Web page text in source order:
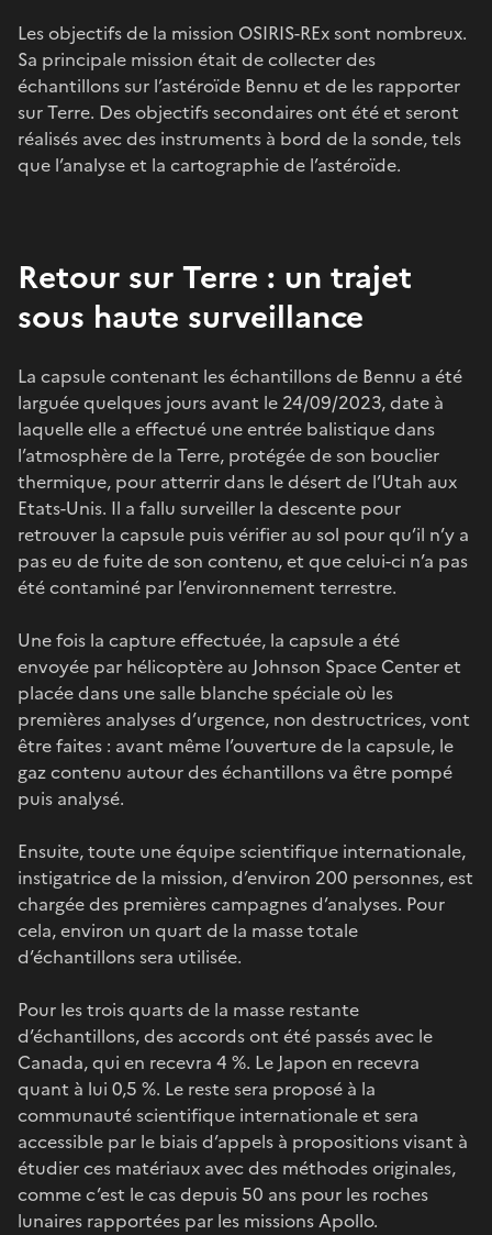
Les objectifs de la mission OSIRIS-REx sont nombreux.
Sa principale mission était de collecter des
échantillons sur l’astéroïde Bennu et de les rapporter
sur Terre. Des objectifs secondaires ont été et seront
réalisés avec des instruments à bord de la sonde, tels
que l’analyse et la cartographie de l’astéroïde.
Retour sur Terre : un trajet
sous haute surveillance
La capsule contenant les échantillons de Bennu a été
larguée quelques jours avant le 24/09/2023, date à
laquelle elle a effectué une entrée balistique dans
l’atmosphère de la Terre, protégée de son bouclier
thermique, pour atterrir dans le désert de l’Utah aux
Etats-Unis. Il a fallu surveiller la descente pour
retrouver la capsule puis vérifier au sol pour qu’il n’y a
pas eu de fuite de son contenu, et que celui-ci n’a pas
été contaminé par l’environnement terrestre.
Une fois la capture effectuée, la capsule a été
envoyée par hélicoptère au Johnson Space Center et
placée dans une salle blanche spéciale où les
premières analyses d’urgence, non destructrices, vont
être faites : avant même l’ouverture de la capsule, le
gaz contenu autour des échantillons va être pompé
puis analysé.
Ensuite, toute une équipe scientifique internationale,
instigatrice de la mission, d’environ 200 personnes, est
chargée des premières campagnes d’analyses. Pour
cela, environ un quart de la masse totale
d’échantillons sera utilisée.
Pour les trois quarts de la masse restante
d’échantillons, des accords ont été passés avec le
Canada, qui en recevra 4 %. Le Japon en recevra
quant à lui 0,5 %. Le reste sera proposé à la
communauté scientifique internationale et sera
accessible par le biais d’appels à propositions visant à
étudier ces matériaux avec des méthodes originales,
comme c’est le cas depuis 50 ans pour les roches
lunaires rapportées par les missions Apollo.